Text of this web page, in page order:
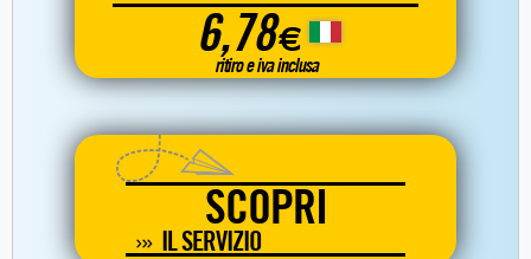
6,78€
ritiro e iva inclusa
SCOPRI
IL SERVIZIO